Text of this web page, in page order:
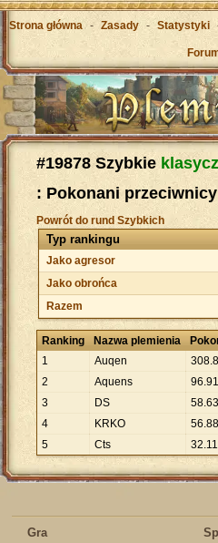
Strona główna - Zasady - Statystyki
#19878 Szybkie
: Pokonani
Powrót do rund Szybkich
Typ rankingu
Jako agresor
Jako obrońca
Razem
Ranking Nazwa plemienia
1
Auqen 308.
2
Aquens 96.
3
DS 58.
4
KRKO 56.
5
Cts 32.
Gra